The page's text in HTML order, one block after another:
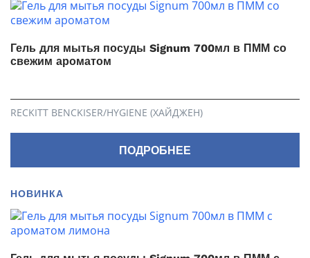
Гель для мытья посуды Signum 700мл в ПММ со
свежим ароматом
RECKITT BENCKISER/HYGIENE (ХАЙДЖЕН)
ПОДРОБНЕЕ
НОВИНКА